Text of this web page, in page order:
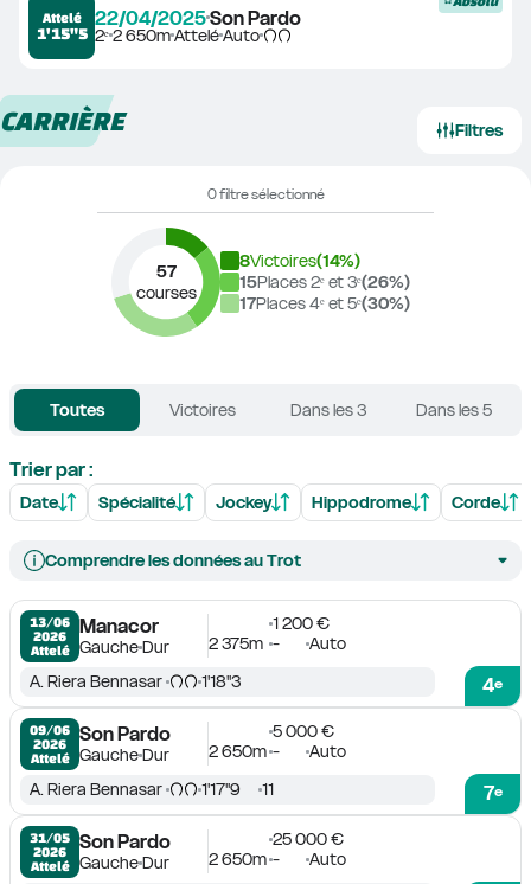
Attelé
1'15"5
22/04/2025Son Pardo
2ᵉ2 650mAtteléAuto
CARRIÈRE Filtres
0 filtre sélectionné
57
courses
8Victoires(14%)
15Places 2ᵉ et 3ᵉ(26%)
17Places 4ᵉ et 5ᵉ(30%)
Toutes Victoires Dans les 3 Dans les 5
Trier par :
Date Spécialité Jockey Hippodrome Corde
Comprendre les données au Trot
13/06
2026
Attelé
Manacor
GaucheDur
1 200 €
2 375m - Auto
4e
A. Riera Bennasar 1'18''3
09/06
2026
Attelé
Son Pardo
GaucheDur
5 000 €
2 650m - Auto
7e
A. Riera Bennasar 1'17''9 11
31/05
2026
Attelé
Son Pardo
GaucheDur
25 000 €
2 650m - Auto